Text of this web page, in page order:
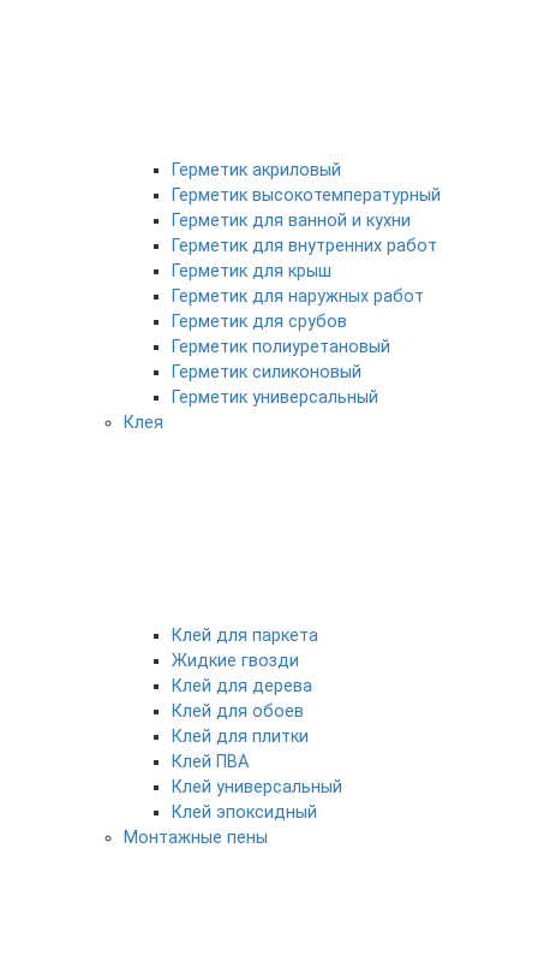
Герметик акриловый
Герметик высокотемпературный
Герметик для ванной и кухни
Герметик для внутренних работ
Герметик для крыш
Герметик для наружных работ
Герметик для срубов
Герметик полиуретановый
Герметик силиконовый
Герметик универсальный
Клея
Клей для паркета
Жидкие гвозди
Клей для дерева
Клей для обоев
Клей для плитки
Клей ПВА
Клей универсальный
Клей эпоксидный
Монтажные пены